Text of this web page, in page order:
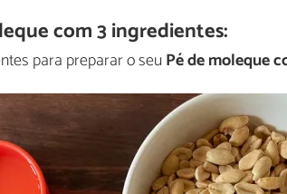
com 3 ingredientes:
para preparar o seuPé de moleque